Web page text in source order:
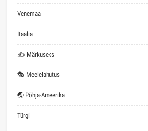
Venemaa
Itaalia
✍ Märkuseks
🎭 Meelelahutus
🌏 Põhja-Ameerika
Türgi